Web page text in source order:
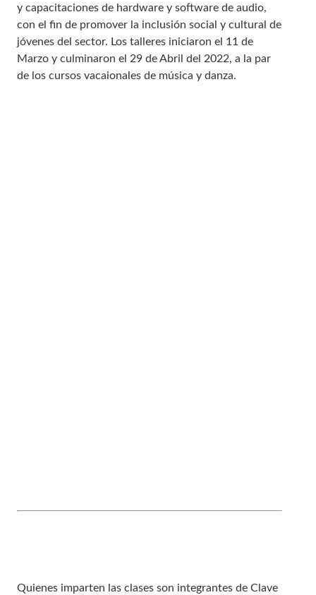
y capacitaciones de hardware y software de audio,
con el fin de promover la inclusión social y cultural de
jóvenes del sector. Los talleres iniciaron el 11 de
Marzo y culminaron el 29 de Abril del 2022, a la par
de los cursos vacaionales de música y danza.
Quienes imparten las clases son integrantes de Clave